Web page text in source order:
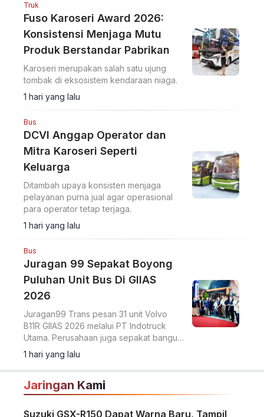
Truk
Fuso Karoseri Award 2026:
Konsistensi Menjaga Mutu
Produk Berstandar Pabrikan
Karoseri merupakan salah satu ujung
tombak di eksosistem kendaraan niaga.
1 hari yang lalu
Bus
DCVI Anggap Operator dan
Mitra Karoseri Seperti
Keluarga
Ditambah upaya konsisten menjaga
pelayanan purna jual agar operasional
para operator tetap terjaga.
1 hari yang lalu
Bus
Juragan 99 Sepakat Boyong
Puluhan Unit Bus Di GIIAS
2026
Juragan99 Trans pesan 31 unit Volvo
B11R GIIAS 2026 melalui PT Indotruck
Utama. Perusahaan juga sepakat bangun
dua unit double decker berbasis sasis
Scania K450CB untuk layanan AKAP
premium.
1 hari yang lalu
Jaringan Kami
Suzuki GSX-R150 Dapat Warna Baru, Tampil